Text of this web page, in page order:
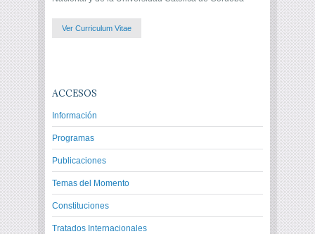
Ver Curriculum Vitae
ACCESOS
Información
Programas
Publicaciones
Temas del Momento
Constituciones
Tratados Internacionales